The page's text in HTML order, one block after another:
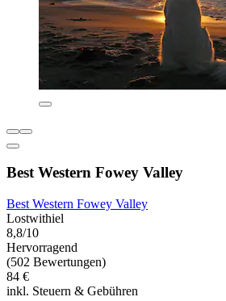
Best Western Fowey Valley
Best Western Fowey Valley
Lostwithiel
8,8/10
Hervorragend
(502 Bewertungen)
84 €
inkl. Steuern & Gebühren